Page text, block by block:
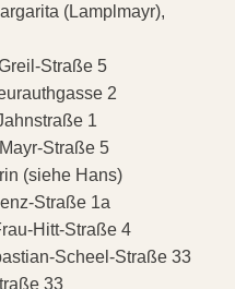
(Lamplmayr),
Straße 5
2
1
Straße 5
(siehe Hans)
Straße 1a
Hitt-Straße 4
Scheel-Straße 33
33